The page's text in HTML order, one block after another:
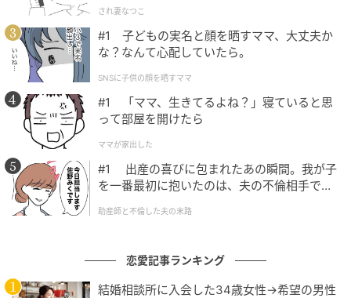
され妻なつこ
#1 子どもの実名と顔を晒すママ、大丈夫か
な？なんて心配していたら。
SNSに子供の顔を晒すママ
#1 「ママ、生きてるよね？」寝ていると思
って部屋を開けたら
ママが家出した
#1 出産の喜びに包まれたあの瞬間。我が子
を一番最初に抱いたのは、夫の不倫相手でし
助産師と不倫した夫の末路
恋愛記事ランキング
結婚相談所に入会した34歳女性→希望の男性